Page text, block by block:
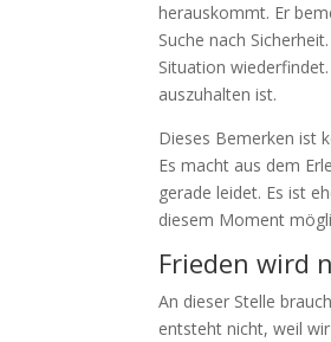
herauskommt. Er
Suche nach
Situation
auszuhalten ist.
Dieses Bemerken ist
Es macht aus dem
gerade leidet. Es ist
diesem Moment
Frieden wird
An dieser Stelle
entsteht nicht, weil